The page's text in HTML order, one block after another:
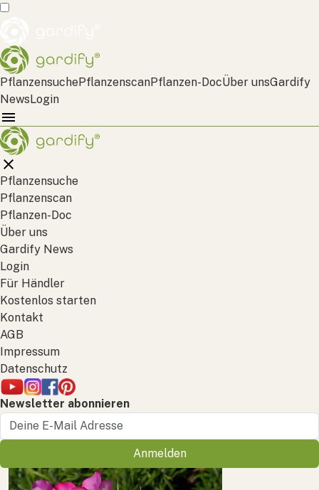
PflanzensuchePflanzenscanPflanzen-DocÜber unsGardify
NewsLogin
Pflanzensuche
Pflanzenscan
Pflanzen-Doc
Über uns
Gardify News
Login
Für Händler
Kostenlos starten
Kontakt
AGB
Impressum
Datenschutz
Newsletter abonnieren
Anmelden